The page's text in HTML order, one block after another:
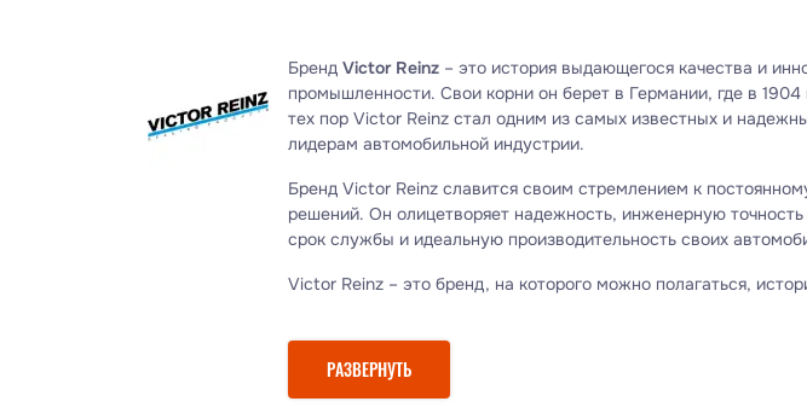
Бренд Victor Reinz – это история выдающегося качества и
промышленности. Свои корни он берет в Германии, где в
тех пор Victor Reinz стал одним из самых известных и
лидерам автомобильной индустрии.
Бренд Victor Reinz славится своим стремлением к
решений. Он олицетворяет надежность, инженерную
срок службы и идеальную производительность своих
Victor Reinz – это бренд, на которого можно полагаться,
РАЗВЕРНУТЬ